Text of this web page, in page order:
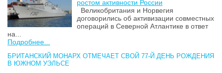
ростом активности России
Великобритания и Норвегия
договорились об активизации совместных
операций в Северной Атлантике в ответ
на...
Подробнее...
БРИТАНСКИЙ МОНАРХ ОТМЕЧАЕТ СВОЙ 77-Й ДЕНЬ РОЖДЕНИЯ
В ЮЖНОМ УЭЛЬСЕ